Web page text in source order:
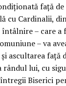
faţă
cu Cardinalii,
întâlnire – care
– va
ascultarea faţă
rândul lui, cu
Biserici